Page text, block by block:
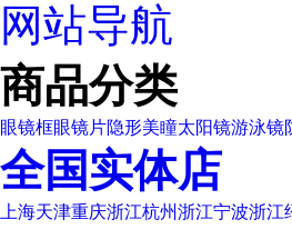
网站导航
商品分类
眼镜框眼镜片隐形美瞳太阳镜游泳镜
全国实体店
上海天津重庆浙江杭州浙江宁波浙江